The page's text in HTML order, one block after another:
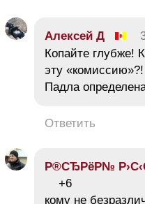
Алексей Д
Копайте глубже!
эту
Падла
Ответить
Р®СЂРёР№
+6
кому не